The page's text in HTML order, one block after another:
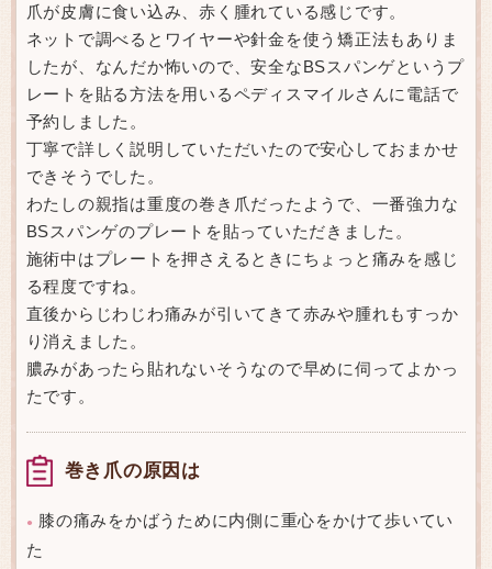
爪が皮膚に食い込み、赤く腫れている感じです。
ネットで調べるとワイヤーや針金を使う矯正法もありま
したが、なんだか怖いので、安全なBSスパンゲというプ
レートを貼る方法を用いるペディスマイルさんに電話で
予約しました。
丁寧で詳しく説明していただいたので安心しておまかせ
できそうでした。
わたしの親指は重度の巻き爪だったようで、一番強力な
BSスパンゲのプレートを貼っていただきました。
施術中はプレートを押さえるときにちょっと痛みを感じ
る程度ですね。
直後からじわじわ痛みが引いてきて赤みや腫れもすっか
り消えました。
膿みがあったら貼れないそうなので早めに伺ってよかっ
たです。
巻き爪の原因は
●
膝の痛みをかばうために内側に重心をかけて歩いてい
た